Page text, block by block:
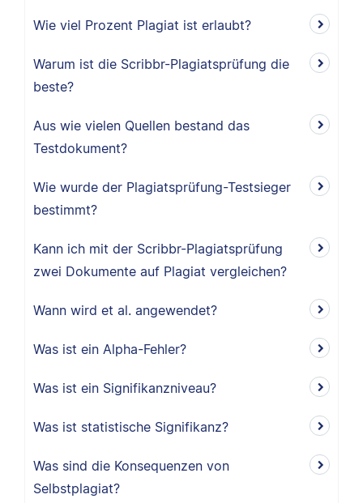
Wie viel Prozent Plagiat ist erlaubt?
Warum ist die Scribbr-Plagiatsprüfung die
beste?
Aus wie vielen Quellen bestand das
Testdokument?
Wie wurde der Plagiatsprüfung-Testsieger
bestimmt?
Kann ich mit der Scribbr-Plagiatsprüfung
zwei Dokumente auf Plagiat vergleichen?
Wann wird et al. angewendet?
Was ist ein Alpha-Fehler?
Was ist ein Signifikanzniveau?
Was ist statistische Signifikanz?
Was sind die Konsequenzen von
Selbstplagiat?